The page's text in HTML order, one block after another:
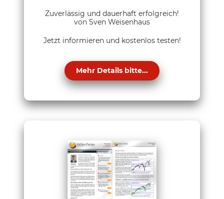
Zuverlässig und dauerhaft erfolgreich!
von Sven Weisenhaus
Jetzt informieren und kostenlos testen!
Mehr Details bitte...